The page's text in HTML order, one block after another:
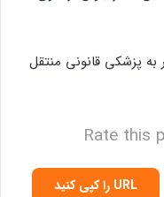
پزشکی قانونی منتقل
Rate this
URL را کپی کنید